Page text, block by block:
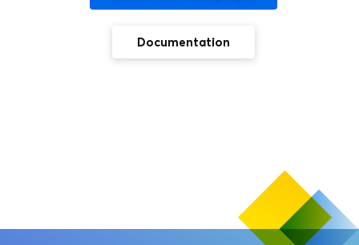
Documentation